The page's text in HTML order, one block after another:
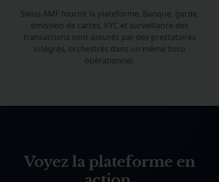
Swiss AMF fournit la plateforme. Banque, garde,
émission de cartes, KYC et surveillance des
transactions sont assurés par des prestataires
intégrés, orchestrés dans un même tissu
opérationnel.
Voyez la plateforme en